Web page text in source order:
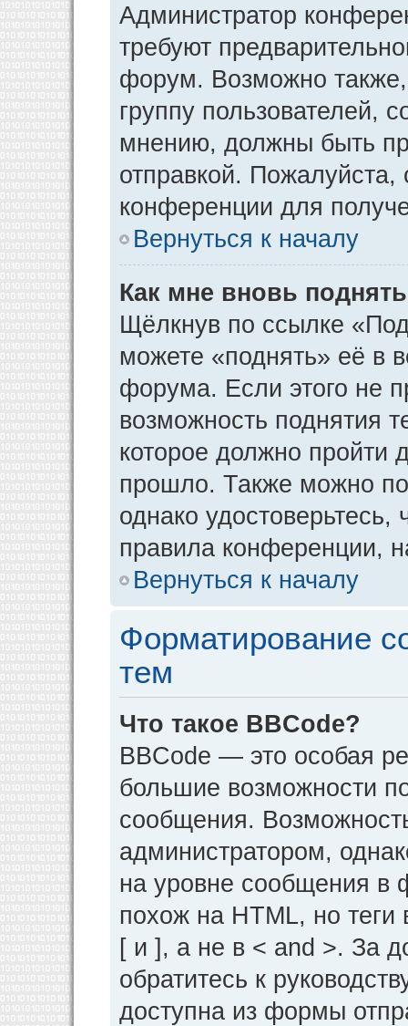
Администратор
требуют
форум. Возможно
группу пользователей,
мнению, должны быть
отправкой.
конференции для
Вернуться к началу
Как мне вновь
Щёлкнув по ссылке
можете «поднять» её в
форума. Если этого не
возможность поднятия
которое должно пройти
прошло. Также можно
однако
правила конференции,
Вернуться к началу
Форматирование
тем
Что такое BBCode?
BBCode — это особая
большие возможности
сообщения.
администратором,
на уровне сообщения в
похож на HTML, но теги
[ и ], а не в < and >. За
обратитесь к
доступна из формы